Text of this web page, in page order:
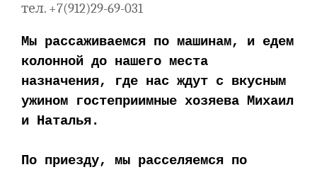
тел. +7(912)29-69-031
Мы рассаживаемся по машинам, и едем
колонной до нашего места
назначения, где нас ждут с вкусным
ужином гостеприимные хозяева Михаил
и Наталья.
По приезду, мы расселяемся по